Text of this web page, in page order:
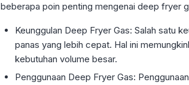
beberapa poin penting mengenai deep fryer
Keunggulan Deep Fryer Gas: Salah satu
panas yang lebih cepat. Hal ini
kebutuhan volume besar.
Penggunaan Deep Fryer Gas: